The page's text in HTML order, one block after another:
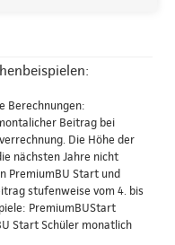
Berechnungen:
Beitrag bei
Die Höhe der
nächsten Jahre nicht
PremiumBU Start und
stufenweise vom 4. bis
PremiumBUStart
Start Schüler monatlich